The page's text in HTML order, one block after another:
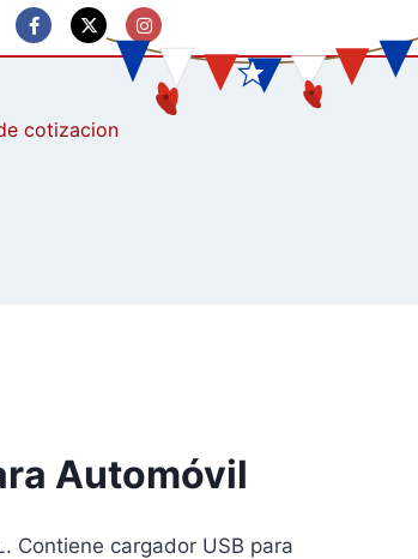
Automóvil
Contiene cargador USB para